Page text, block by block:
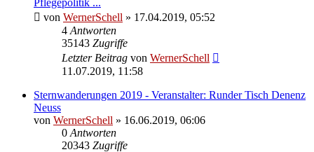
von WernerSchell » 17.04.2019, 05:52
4 Antworten
35143 Zugriffe
Letzter Beitrag von WernerSchell
11.07.2019, 11:58
Sternwanderungen 2019 - Veranstalter: Runder Tisch Denenz
Neuss
von WernerSchell » 16.06.2019, 06:06
0 Antworten
20343 Zugriffe